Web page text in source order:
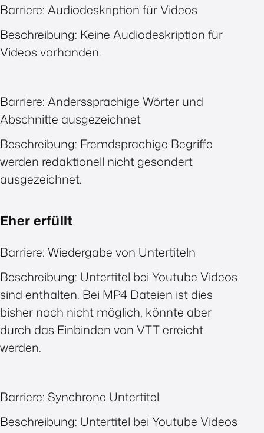
Barriere: Audiodeskription für Videos
Beschreibung: Keine Audiodeskription für
Videos vorhanden.
Barriere: Anderssprachige Wörter und
Abschnitte ausgezeichnet
Beschreibung: Fremdsprachige Begriffe
werden redaktionell nicht gesondert
ausgezeichnet.
Eher erfüllt
Barriere: Wiedergabe von Untertiteln
Beschreibung: Untertitel bei Youtube Videos
sind enthalten. Bei MP4 Dateien ist dies
bisher noch nicht möglich, könnte aber
durch das Einbinden von VTT erreicht
werden.
Barriere: Synchrone Untertitel
Beschreibung: Untertitel bei Youtube Videos